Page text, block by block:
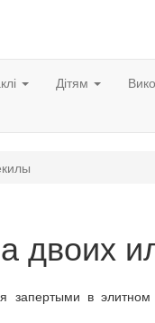
Дітям
двоих
в